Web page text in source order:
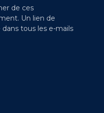
de ces
Un lien de
tous les e-mails